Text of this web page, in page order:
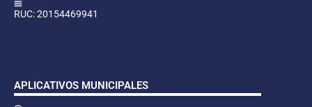
RUC: 20154469941
APLICATIVOS MUNICIPALES